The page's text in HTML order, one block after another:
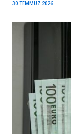
30 TEMMUZ 2026